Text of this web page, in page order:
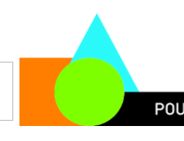
principale